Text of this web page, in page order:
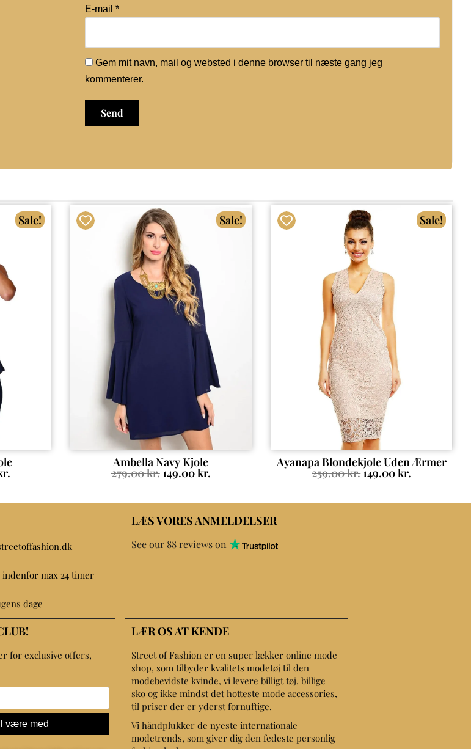
E-mail *
Gem mit navn, mail og websted i denne browser til næste gang jeg
kommenterer.
Sale! Sale!
Ambella Navy Kjole
279.00kr.149.00kr.
Sale!
Ayanapa Blondekjole Uden Ærmer
259.00kr.149.00kr.
max 24 timer
dage
LÆS VORES ANMELDELSER
See our 88 reviews on
for exclusive offers,
være med
LÆR OS AT KENDE
Street of Fashion er en super lækker online mode
shop, som tilbyder kvalitets modetøj til den
modebevidste kvinde, vi levere billigt tøj, billige
sko og ikke mindst det hotteste mode accessories,
til priser der er yderst fornuftige.
Vi håndplukker de nyeste internationale
modetrends, som giver dig den fedeste personlig